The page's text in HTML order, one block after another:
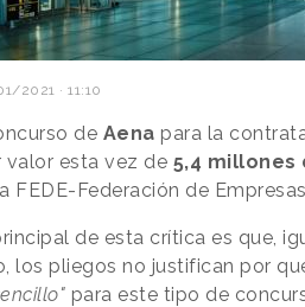
2021 · 11:10
de Aena para la
valor esta vez de 5,4 millones
FEDE-Federación de
de esta crítica es que,
los pliegos no justifican por
para este tipo de